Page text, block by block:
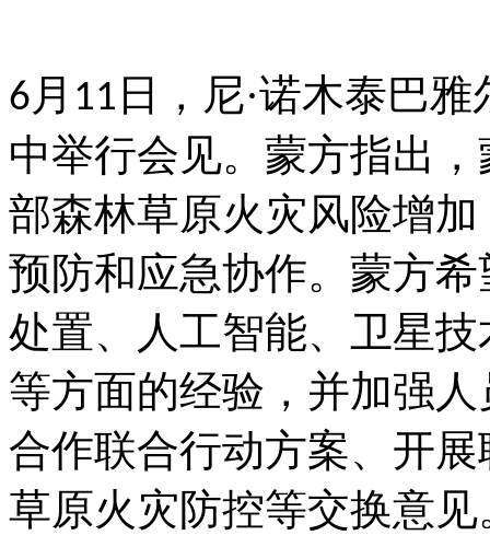
6 月 11 日，尼·诺木泰巴
中举行会见。蒙方指出
部森林草原火灾风险增
预防和应急协作。蒙方
处置、人工智能、卫星
等方面的经验，并加强
合作联合行动方案、开
草原火灾防控等交换意见